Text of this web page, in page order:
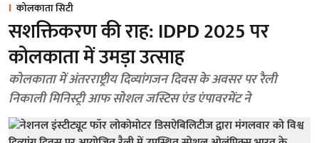
कोलकाता सिटी
सशक्तिकरण की राह: IDPD 2025 पर
कोलकाता में उमड़ा उत्साह
कोलकाता में अंतरराष्ट्रीय दिव्यांगजन दिवस के अवसर पर रैली
निकाली मिनिस्ट्री आफ सोशल जस्टिस एंड एंपावरमेंट ने